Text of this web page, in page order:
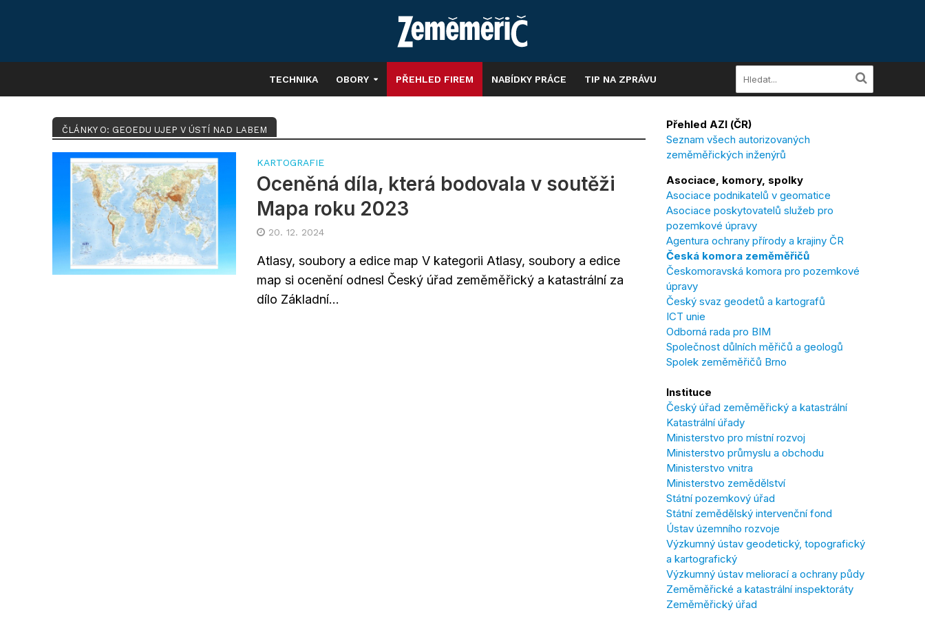
TECHNIKA OBORY PŘEHLED FIREM NABÍDKY PRÁCE TIP NA ZPRÁVU
ČLÁNKY O: GEOEDU UJEP V ÚSTÍ NAD LABEM
KARTOGRAFIE
Oceněná díla, která bodovala v soutěži
Mapa roku 2023
20. 12. 2024
Atlasy, soubory a edice map V kategorii Atlasy, soubory a edice
map si ocenění odnesl Český úřad zeměměřický a katastrální za
dílo Základní...
Přehled AZI (ČR)
Seznam všech autorizovaných
zeměměřických inženýrů
Asociace, komory, spolky
Asociace podnikatelů v geomatice
Asociace poskytovatelů služeb pro
pozemkové úpravy
Agentura ochrany přírody a krajiny ČR
Česká komora zeměměřičů
Českomoravská komora pro pozemkové
úpravy
Český svaz geodetů a kartografů
ICT unie
Odborná rada pro BIM
Společnost důlních měřičů a geologů
Spolek zeměměřičů Brno
Instituce
Český úřad zeměměřický a katastrální
Katastrální úřady
Ministerstvo pro místní rozvoj
Ministerstvo průmyslu a obchodu
Ministerstvo vnitra
Ministerstvo zemědělství
Státní pozemkový úřad
Státní zemědělský intervenční fond
Ústav územního rozvoje
Výzkumný ústav geodetický, topografický
a kartografický
Výzkumný ústav meliorací a ochrany půdy
Zeměměřické a katastrální inspektoráty
Zeměměřický úřad